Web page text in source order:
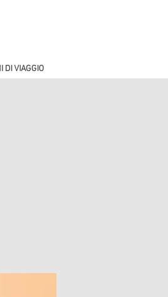
DI VIAGGIO